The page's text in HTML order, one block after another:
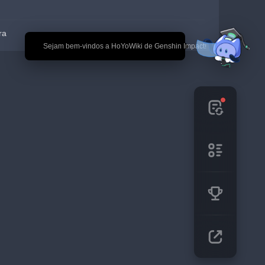
🎉 Sejam bem-vindos a HoYoWiki de Genshin Impact!